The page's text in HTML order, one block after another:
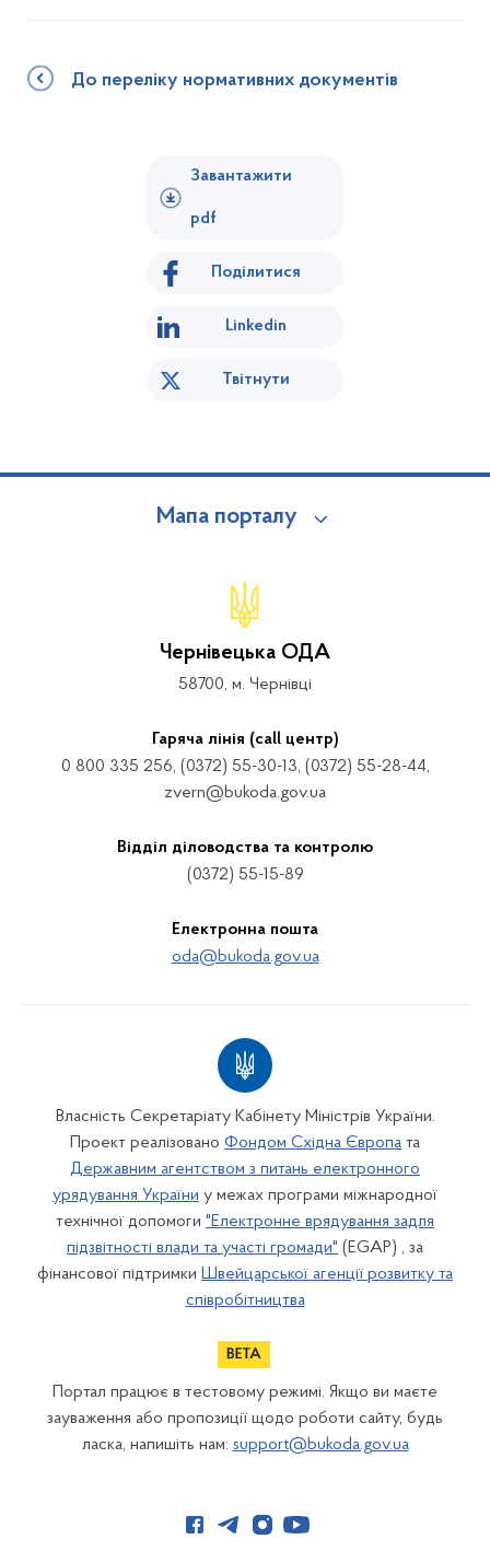
До переліку нормативних документів
Завантажити
pdf
Поділитися
Linkedin
Твітнути
Мапа порталу
Чернівецька ОДА
58700, м. Чернівці
Гаряча лінія (call центр)
0 800 335 256, (0372) 55-30-13, (0372) 55-28-44,
zvern@bukoda.gov.ua
Відділ діловодства та контролю
(0372) 55-15-89
Електронна пошта
oda@bukoda.gov.ua
Власність Секретаріату Кабінету Міністрів України.
Проект реалізовано Фондом Східна Європа та
Державним агентством з питань електронного
урядування України у межах програми міжнародної
технічної допомоги "Електронне врядування задля
підзвітності влади та участі громади" (EGAP) , за
фінансової підтримки Швейцарської агенції розвитку та
співробітництва
Портал працює в тестовому режимі. Якщо ви маєте
зауваження або пропозиції щодо роботи сайту, будь
ласка, напишіть нам: support@bukoda.gov.ua